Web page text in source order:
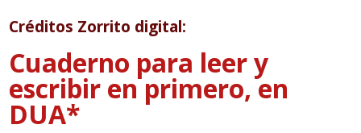
Créditos Zorrito digital:
Cuaderno para leer y
escribir en primero, en
DUA*